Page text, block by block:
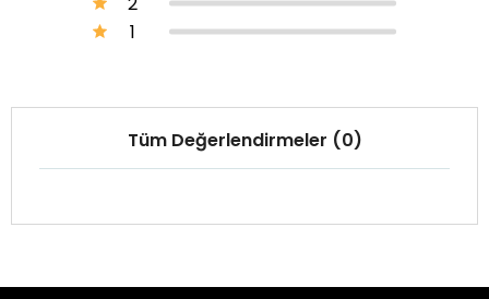
1
Tüm Değerlendirmeler (0)